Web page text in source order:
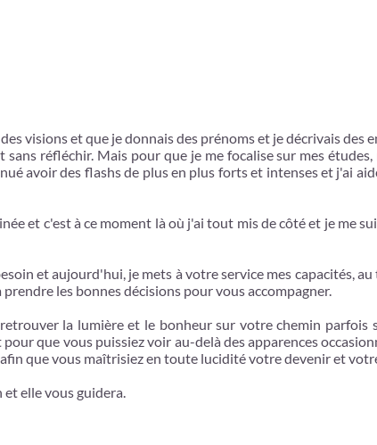
visions et que je donnais des prénoms et je décrivais des
réfléchir. Mais pour que je me focalise sur mes
avoir des flashs de plus en plus forts et intenses et j'ai
et c'est à ce moment là où j'ai tout mis de côté et je me
et aujourd'hui, je mets à votre service mes capacités, au
les bonnes décisions pour vous accompagner.
la lumière et le bonheur sur votre chemin parfois
que vous puissiez voir au-delà des apparences
que vous maîtrisiez en toute lucidité votre devenir et
et elle vous guidera.